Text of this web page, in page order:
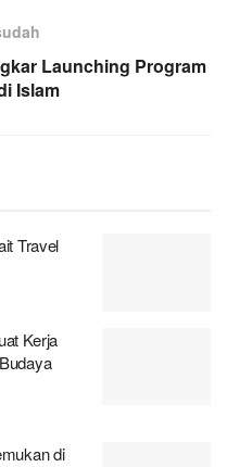
Launching Program
Islam
Travel
Kerja
di